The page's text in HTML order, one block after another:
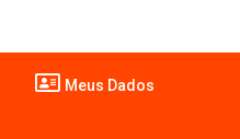
Meus Dados